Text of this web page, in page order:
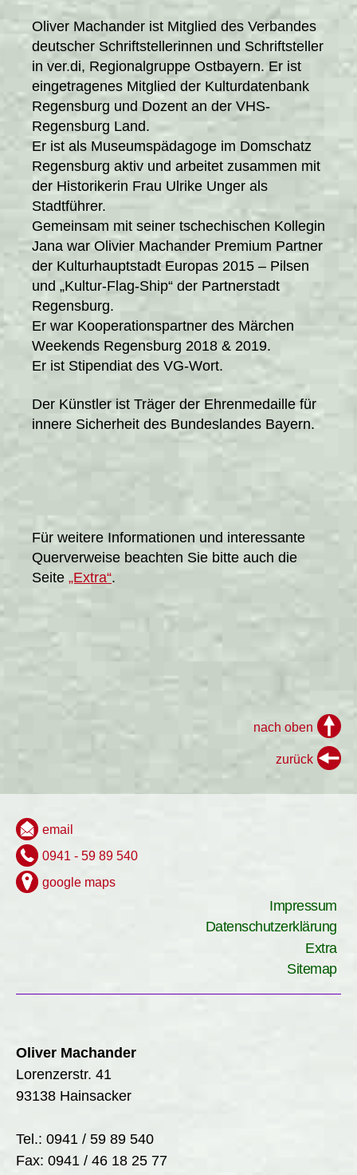
Oliver Machander ist Mitglied des Verbandes
deutscher Schriftstellerinnen und Schriftsteller
in ver.di, Regionalgruppe Ostbayern. Er ist
eingetragenes Mitglied der Kulturdatenbank
Regensburg und Dozent an der VHS-
Regensburg Land.
Er ist als Museumspädagoge im Domschatz
Regensburg aktiv und arbeitet zusammen mit
der Historikerin Frau Ulrike Unger als
Stadtführer.
Gemeinsam mit seiner tschechischen Kollegin
Jana war Olivier Machander Premium Partner
der Kulturhauptstadt Europas 2015 – Pilsen
und „Kultur-Flag-Ship“ der Partnerstadt
Regensburg.
Er war Kooperationspartner des Märchen
Weekends Regensburg 2018 & 2019.
Er ist Stipendiat des VG-Wort.
Der Künstler ist Träger der Ehrenmedaille für
innere Sicherheit des Bundeslandes Bayern.
Für weitere Informationen und interessante
Querverweise beachten Sie bitte auch die
Seite „Extra“.
nach oben
zurück
email
0941 - 59 89 540
google maps
Impressum
Datenschutzerklärung
Extra
Sitemap
Oliver Machander
Lorenzerstr. 41
93138 Hainsacker
Tel.: 0941 / 59 89 540
Fax: 0941 / 46 18 25 77